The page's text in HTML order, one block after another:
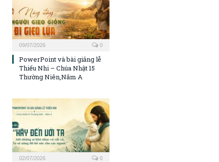
09/07/2026 0
PowerPoint và bài giảng lễ
Thiếu Nhi – Chúa Nhật 15
Thường Niên,Năm A
02/07/2026 0